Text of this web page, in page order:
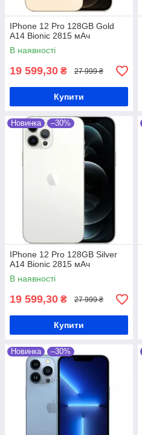
IPhone 12 Pro 128GB Gold
A14 Bionic 2815 мАч
В наявності
19 599,30 ₴ 27 999 ₴
Купити
Новинка –30%
IPhone 12 Pro 128GB Silver
A14 Bionic 2815 мАч
В наявності
19 599,30 ₴ 27 999 ₴
Купити
Новинка –30%